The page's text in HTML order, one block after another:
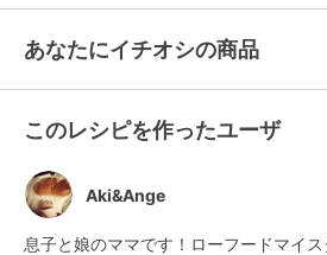
あなたにイチオシの商品
このレシピを作ったユーザ
Aki&Ange
息子と娘のママです！ローフードマイ